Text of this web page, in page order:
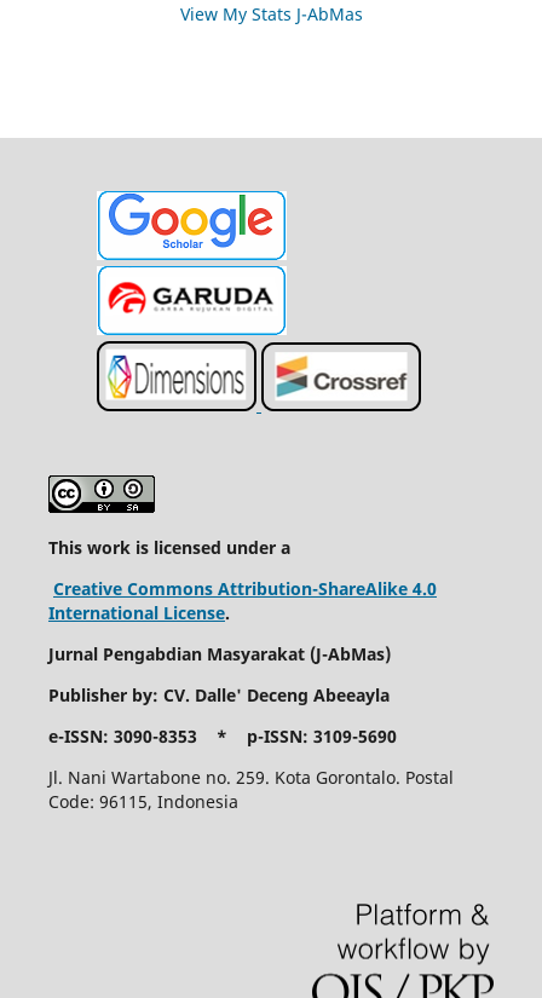
View My Stats J-AbMas
This work is licensed under a
Creative Commons Attribution-ShareAlike 4.0
International License.
Jurnal Pengabdian Masyarakat (J-AbMas)
Publisher by: CV. Dalle' Deceng Abeeayla
e-ISSN: 3090-8353 * p-ISSN: 3109-5690
Jl. Nani Wartabone no. 259. Kota Gorontalo. Postal
Code: 96115, Indonesia